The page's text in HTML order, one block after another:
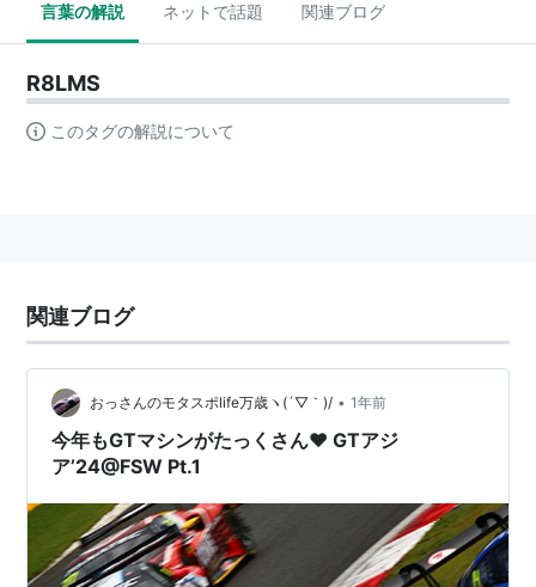
言葉の解説 ネットで話題 関連ブログ
R8LMS
このタグの解説について
関連ブログ
おっさんのモタスポlife万歳ヽ(´▽｀)/ • 1年前
今年もGTマシンがたっくさん❤ GTアジ
ア’24@FSW Pt.1